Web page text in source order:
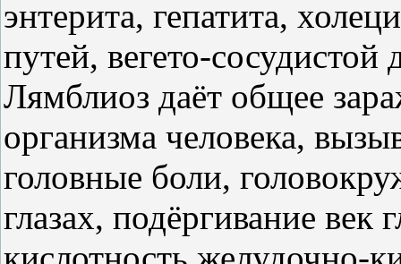
энтерита, гепатита,
путей, вегето-
Лямблиоз даёт общее
организма человека,
головные боли,
глазах, подёргивание век